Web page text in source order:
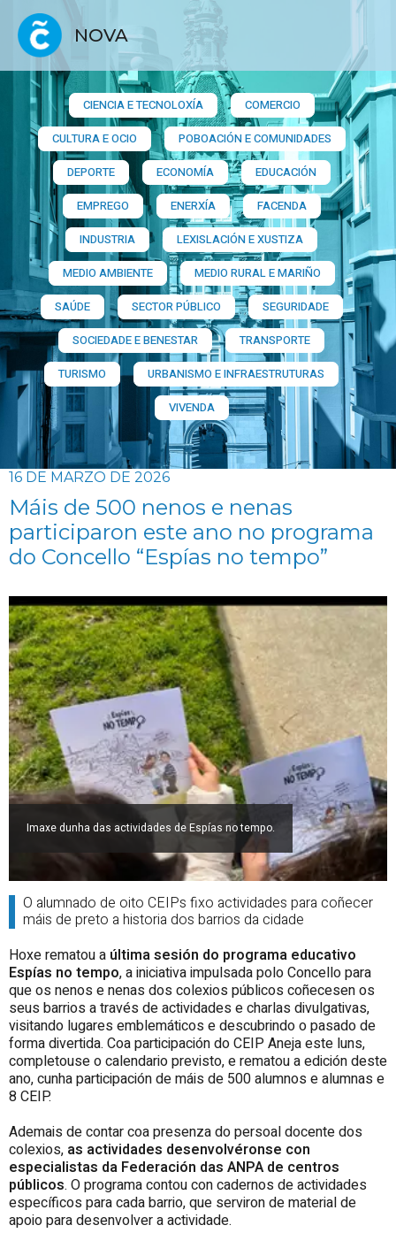
NOVA
CIENCIA E TECNOLOXÍA
COMERCIO
CULTURA E OCIO
POBOACIÓN E COMUNIDADES
DEPORTE
ECONOMÍA
EDUCACIÓN
EMPREGO
ENERXÍA
FACENDA
INDUSTRIA
LEXISLACIÓN E XUSTIZA
MEDIO AMBIENTE
MEDIO RURAL E MARIÑO
SAÚDE
SECTOR PÚBLICO
SEGURIDADE
SOCIEDADE E BENESTAR
TRANSPORTE
TURISMO
URBANISMO E INFRAESTRUTURAS
VIVENDA
16 DE MARZO DE 2026
Máis de 500 nenos e nenas
participaron este ano no programa
do Concello “Espías no tempo”
Imaxe dunha das actividades de Espías no tempo.
O alumnado de oito CEIPs fixo actividades para coñecer
máis de preto a historia dos barrios da cidade
Hoxe rematou a última sesión do programa educativo
Espías no tempo, a iniciativa impulsada polo Concello para
que os nenos e nenas dos colexios públicos coñecesen os
seus barrios a través de actividades e charlas divulgativas,
visitando lugares emblemáticos e descubrindo o pasado de
forma divertida. Coa participación do CEIP Aneja este luns,
completouse o calendario previsto, e rematou a edición deste
ano, cunha participación de máis de 500 alumnos e alumnas e
8 CEIP.
Ademais de contar coa presenza do persoal docente dos
colexios, as actividades desenvolvéronse con
especialistas da Federación das ANPA de centros
públicos. O programa contou con cadernos de actividades
específicos para cada barrio, que serviron de material de
apoio para desenvolver a actividade.